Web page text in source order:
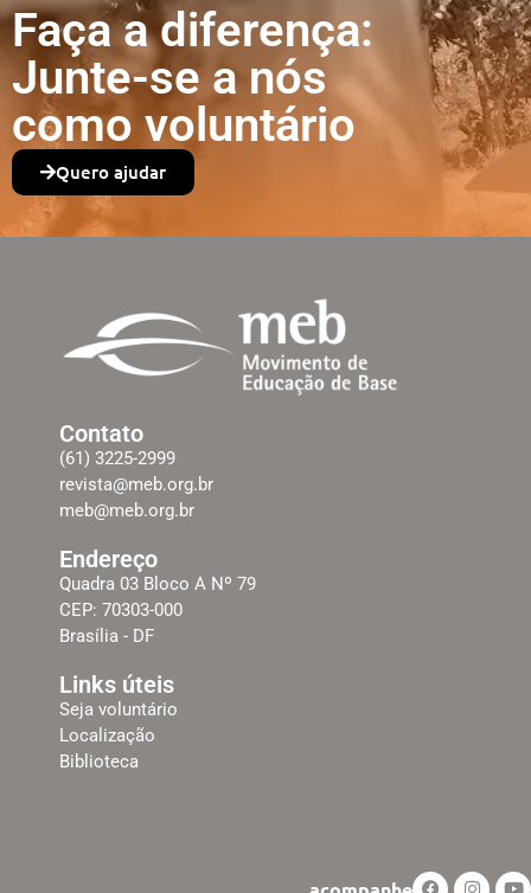
Faça a diferença:
Junte-se a nós
como voluntário
Quero ajudar
Contato
(61) 3225-2999
revista@meb.org.br
meb@meb.org.br
Endereço
Quadra 03 Bloco A Nº 79
CEP: 70303-000
Brasília - DF
Links úteis
Seja voluntário
Localização
Biblioteca